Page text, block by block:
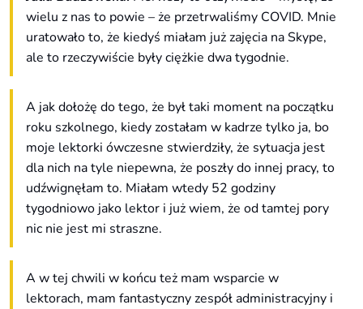
wielu z nas to powie – że przetrwaliśmy COVID. Mnie
uratowało to, że kiedyś miałam już zajęcia na Skype,
ale to rzeczywiście były ciężkie dwa tygodnie.
A jak dołożę do tego, że był taki moment na początku
roku szkolnego, kiedy zostałam w kadrze tylko ja, bo
moje lektorki ówczesne stwierdziły, że sytuacja jest
dla nich na tyle niepewna, że poszły do innej pracy, to
udźwignęłam to. Miałam wtedy 52 godziny
tygodniowo jako lektor i już wiem, że od tamtej pory
nic nie jest mi straszne.
A w tej chwili w końcu też mam wsparcie w
lektorach, mam fantastyczny zespół administracyjny i